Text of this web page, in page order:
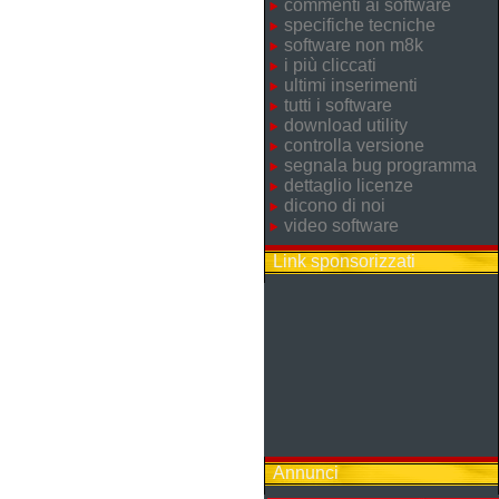
commenti ai software
specifiche tecniche
software non m8k
i più cliccati
ultimi inserimenti
tutti i software
download utility
controlla versione
segnala bug programma
dettaglio licenze
dicono di noi
video software
Link sponsorizzati
Annunci